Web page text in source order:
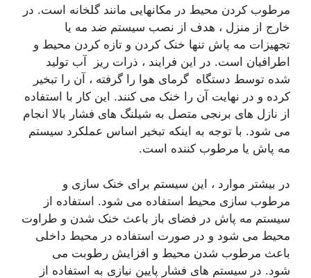
مرطوب کردن محیط در مکانهایی مانند گلخانه است. در
خارج از منزل ، هدف از نصب سیستم ضد مه یا
تجهیزات مه پاش تنها خنک کردن و تازه کردن محیط و
اطرافیان است. در این فرایند ، ذرات ریز آب تولید
شده توسط دستگاه گرمای هوا را گرفته ، آن را تبخیر
کرده و در نهایت آن را خنک می کنند. این کار با استفاده
از نازل های برنجی متصل به شیلنگ های فشار بالا انجام
می شود. با توجه به اینکه تبخیر اساس عملکرد سیستم
مه پاش یا مرطوب کننده است.
در بیشتر موارد ، این سیستم برای خنک سازی و
مرطوب سازی محیط استفاده می شود. استفاده از
سیستم مه پاش در فضای باز باعث خنک شدن و طراوت
محیط می شود و در صورت استفاده در محیط داخلی
باعث مرطوب شدن محیط و افزایش رطوبت می
شود. در سیستم های فشار پایین نیازی به استفاده از